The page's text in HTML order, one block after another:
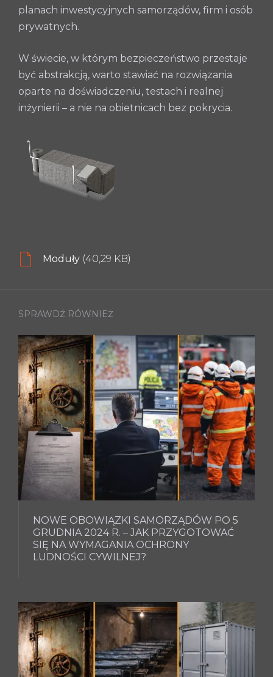
planach inwestycyjnych samorządów, firm i osób
prywatnych.
W świecie, w którym bezpieczeństwo przestaje
być abstrakcją, warto stawiać na rozwiązania
oparte na doświadczeniu, testach i realnej
inżynierii – a nie na obietnicach bez pokrycia.
Moduły (40,29 KB)
SPRAWDŹ RÓWNIEŻ
NOWE OBOWIĄZKI SAMORZĄDÓW PO 5
GRUDNIA 2024 R. – JAK PRZYGOTOWAĆ
SIĘ NA WYMAGANIA OCHRONY
LUDNOŚCI CYWILNEJ?